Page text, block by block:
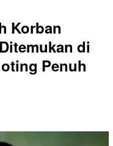
Korban
di
Penuh